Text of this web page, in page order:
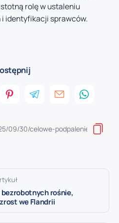
rolę w ustaleniu
i identyfikacji sprawców.
rośnie,
we Flandrii